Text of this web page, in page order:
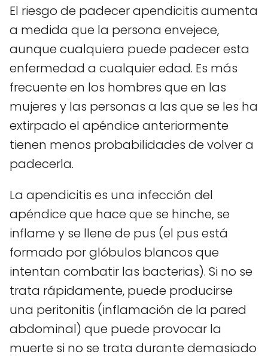
El riesgo de padecer apendicitis aumenta
a medida que la persona envejece,
aunque cualquiera puede padecer esta
enfermedad a cualquier edad. Es más
frecuente en los hombres que en las
mujeres y las personas a las que se les ha
extirpado el apéndice anteriormente
tienen menos probabilidades de volver a
padecerla.
La apendicitis es una infección del
apéndice que hace que se hinche, se
inflame y se llene de pus (el pus está
formado por glóbulos blancos que
intentan combatir las bacterias). Si no se
trata rápidamente, puede producirse
una peritonitis (inflamación de la pared
abdominal) que puede provocar la
muerte si no se trata durante demasiado